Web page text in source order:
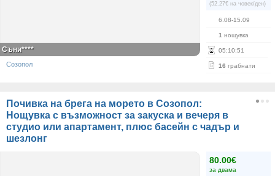
(52.27€ на човек/ден)
6.08-15.09
1 нощувка
05:10:51
16 грабнати
Съни****
Созопол
Почивка на брега на морето в Созопол:
Нощувка с възможност за закуска и вечеря в
студио или апартамент, плюс басейн с чадър и
шезлонг
80.00€
за двама